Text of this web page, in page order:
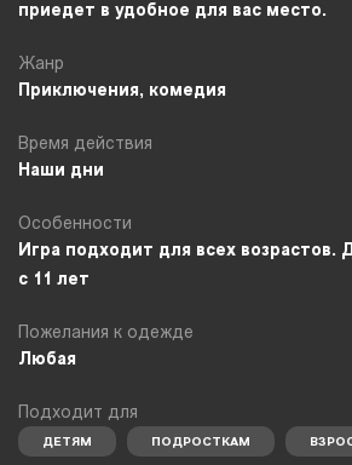
приедет в удобное для вас место.
Жанр
Приключения, комедия
Время действия
Наши дни
Особенности
Игра подходит для всех возрастов.
с 11 лет
Пожелания к одежде
Любая
Подходит для
ДЕТЯМ ПОДРОСТКАМ